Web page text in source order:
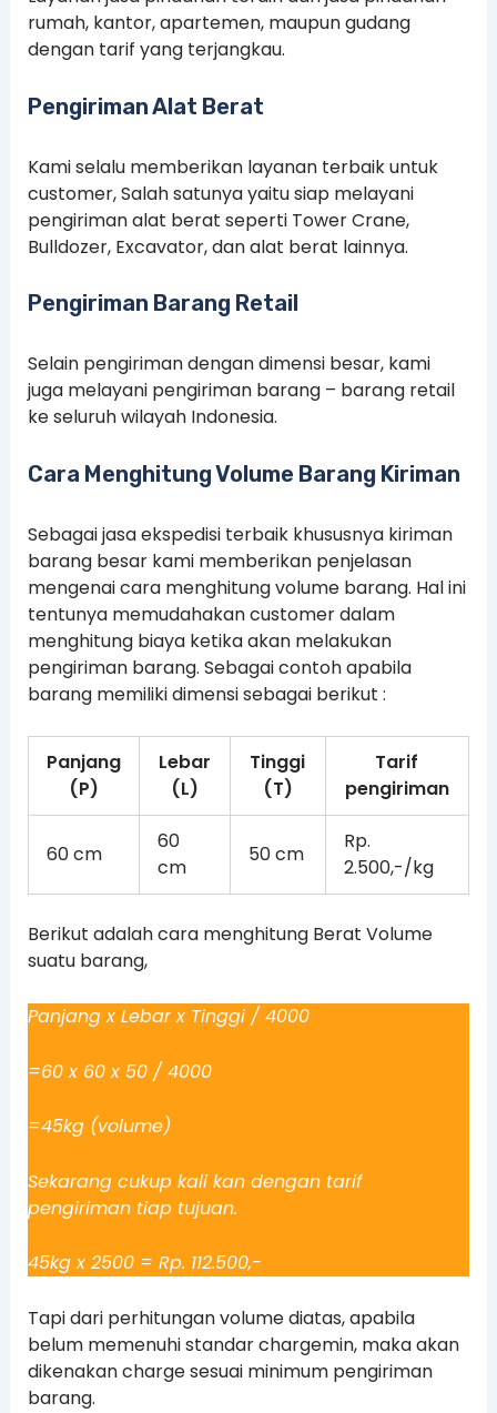
rumah, kantor, apartemen, maupun gudang
dengan tarif yang terjangkau.
Pengiriman Alat Berat
Kami selalu memberikan layanan terbaik untuk
customer, Salah satunya yaitu siap melayani
pengiriman alat berat seperti Tower Crane,
Bulldozer, Excavator, dan alat berat lainnya.
Pengiriman Barang Retail
Selain pengiriman dengan dimensi besar, kami
juga melayani pengiriman barang – barang retail
ke seluruh wilayah Indonesia.
Cara Menghitung Volume Barang Kiriman
Sebagai jasa ekspedisi terbaik khususnya kiriman
barang besar kami memberikan penjelasan
mengenai cara menghitung volume barang. Hal ini
tentunya memudahakan customer dalam
menghitung biaya ketika akan melakukan
pengiriman barang. Sebagai contoh apabila
barang memiliki dimensi sebagai berikut :
Panjang
(P)
Lebar
(L)
Tinggi
(T)
Tarif
pengiriman
60 cm
60
cm
50 cm
Rp.
2.500,-/kg
Berikut adalah cara menghitung Berat Volume
suatu barang,
Panjang x Lebar x Tinggi / 4000
=60 x 60 x 50 / 4000
=45kg (volume)
Sekarang cukup kali kan dengan tarif
pengiriman tiap tujuan.
45kg x 2500 = Rp. 112.500,-
Tapi dari perhitungan volume diatas, apabila
belum memenuhi standar chargemin, maka akan
dikenakan charge sesuai minimum pengiriman
barang.